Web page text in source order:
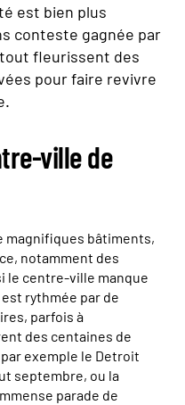
est bien plus
conteste gagnée par
fleurissent des
pour faire revivre
ville de
magnifiques bâtiments,
notamment des
le centre-ville manque
rythmée par de
parfois à
des centaines de
exemple le Detroit
septembre, ou la
parade de